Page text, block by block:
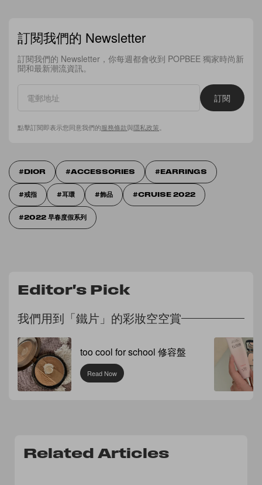
訂閱我們的 Newsletter
訂閱我們的 Newsletter，你每週都會收到 POPBEE 獨家時尚新
聞和最新潮流資訊。
訂閱
點擊訂閱即表示您同意我們的服務條款與隱私政策。
DIOR ACCESSORIES EARRINGS
戒指 耳環 飾品 CRUISE 2022
2022 早春度假系列
Editor's Pick
我們用到「鐵片」的彩妝空空賞
too cool for school 修容盤
Read Now
Related Articles